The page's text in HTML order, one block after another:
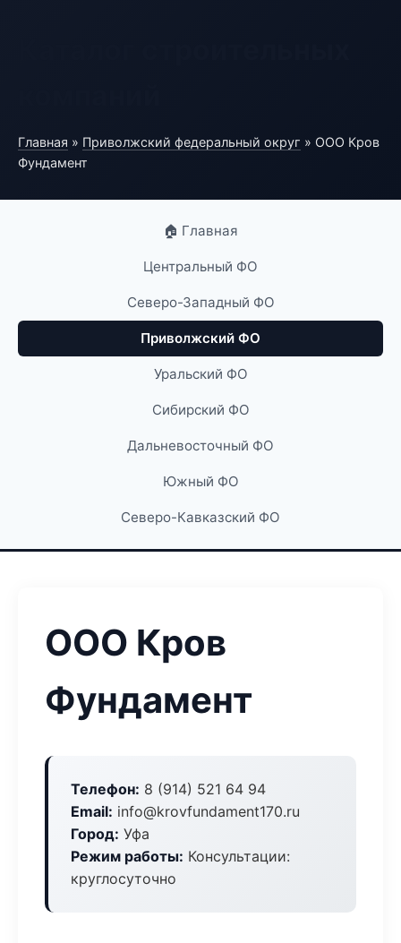
Главная » Приволжский федеральный округ » ООО Кров
Фундамент
🏠 Главная
Центральный ФО
Северо-Западный ФО
Приволжский ФО
Уральский ФО
Сибирский ФО
Дальневосточный ФО
Южный ФО
Северо-Кавказский ФО
ООО Кров
Фундамент
Телефон: 8 (914) 521 64 94
Email: info@krovfundament170.ru
Город: Уфа
Режим работы: Консультации:
круглосуточно